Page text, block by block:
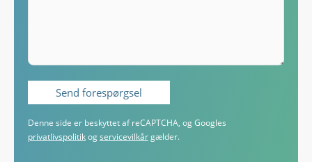
Denne side er beskyttet af reCAPTCHA, og Googles
privatlivspolitik og servicevilkår gælder.